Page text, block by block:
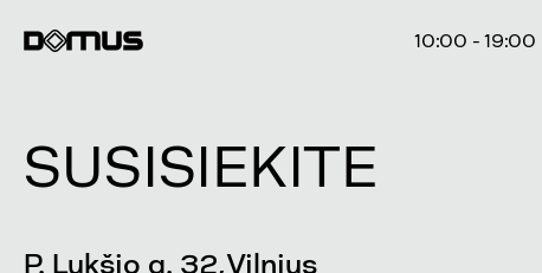
10:00 - 19:00
SUSISIEKITE
P. Lukšio g. 32, Vilnius